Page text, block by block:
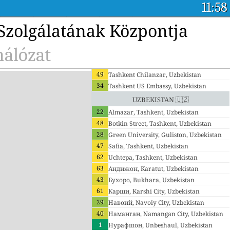
11:58
Központja
49 Tashkent Chilanzar, Uzbekistan
34 Tashkent US Embassy, Uzbekistan
Uzbekistan 🇺🇿
22 Almazar, Tashkent, Uzbekistan
48 Botkin Street, Tashkent, Uzbekistan
28 Green University, Guliston, Uzbekistan
47 Safia, Tashkent, Uzbekistan
62 Uchtepa, Tashkent, Uzbekistan
63 Андижон, Karatut, Uzbekistan
43 Бухоро, Bukhara, Uzbekistan
61 Карши, Karshi City, Uzbekistan
29 Навоий, Navoiy City, Uzbekistan
40 Наманган, Namangan City, Uzbekistan
1
Нурафшон, Unbeshaul, Uzbekistan